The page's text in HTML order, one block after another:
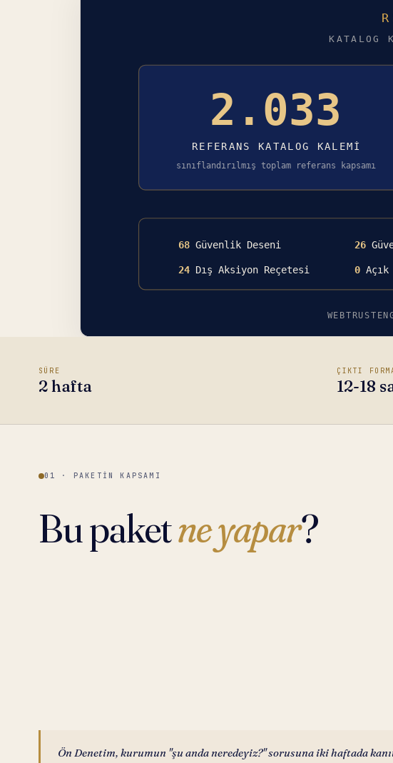
SÜRE
2 hafta
ÇIKTI
12-18
01 · PAKETIN KAPSAMI
Bu paketne yapar?
Ön Denetim, kurumun "şu anda neredeyiz?" sorusuna iki haftada